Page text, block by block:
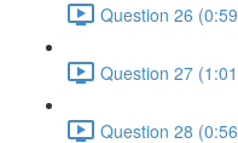
Question 26
Question 27
Question 28